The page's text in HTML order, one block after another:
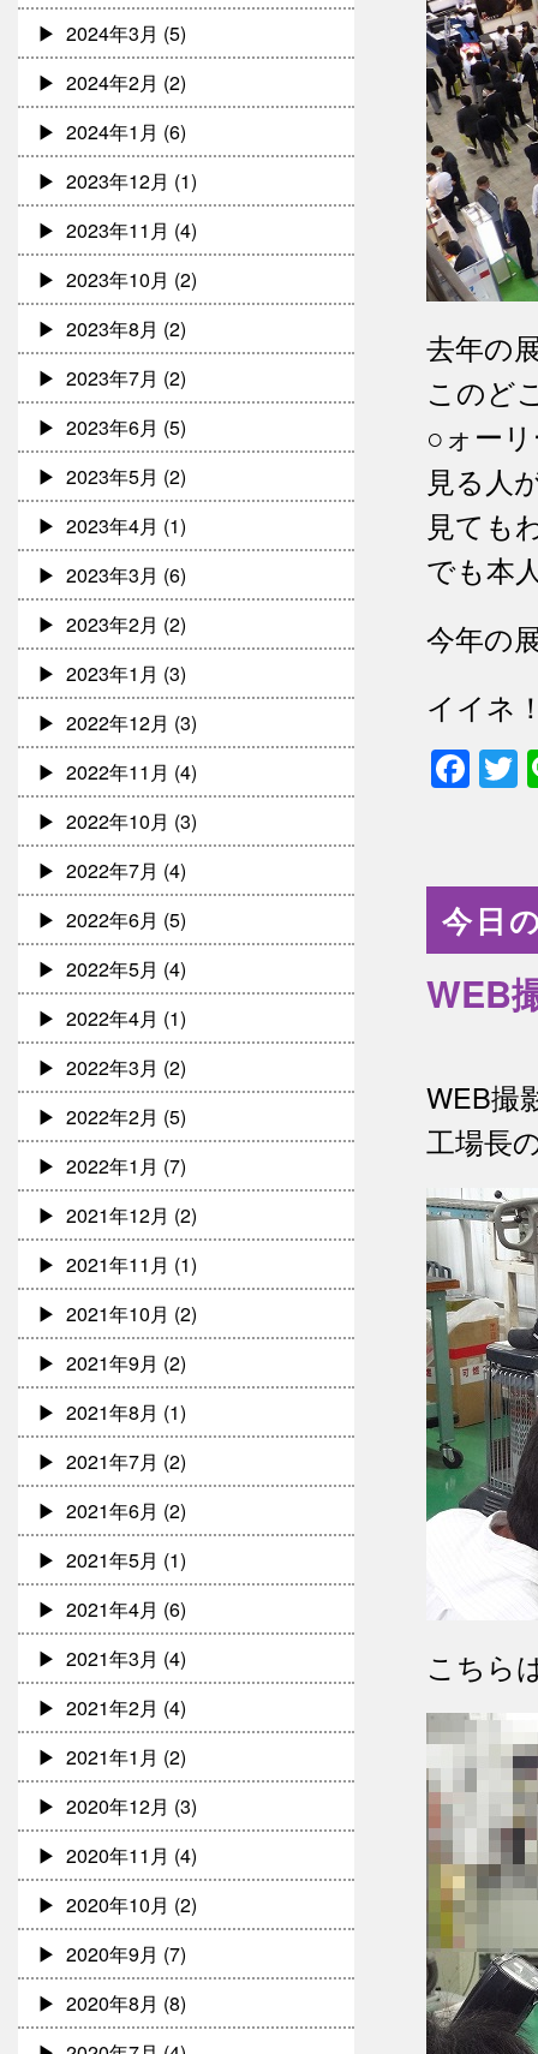
去年の
このど
○ォー
見る人
見ても
でも本
今年の
イイネ
今日
WEB
WEB撮
工場長
こちら
2024年3月 (5)
2024年2月 (2)
2024年1月 (6)
2023年12月 (1)
2023年11月 (4)
2023年10月 (2)
2023年8月 (2)
2023年7月 (2)
2023年6月 (5)
2023年5月 (2)
2023年4月 (1)
2023年3月 (6)
2023年2月 (2)
2023年1月 (3)
2022年12月 (3)
2022年11月 (4)
2022年10月 (3)
2022年7月 (4)
2022年6月 (5)
2022年5月 (4)
2022年4月 (1)
2022年3月 (2)
2022年2月 (5)
2022年1月 (7)
2021年12月 (2)
2021年11月 (1)
2021年10月 (2)
2021年9月 (2)
2021年8月 (1)
2021年7月 (2)
2021年6月 (2)
2021年5月 (1)
2021年4月 (6)
2021年3月 (4)
2021年2月 (4)
2021年1月 (2)
2020年12月 (3)
2020年11月 (4)
2020年10月 (2)
2020年9月 (7)
2020年8月 (8)